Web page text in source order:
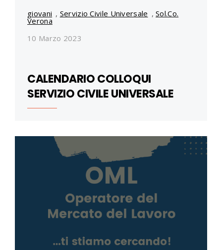
giovani , Servizio Civile Universale ,Sol.Co.
Verona
10 Marzo 2023
CALENDARIO COLLOQUI
SERVIZIO CIVILE UNIVERSALE